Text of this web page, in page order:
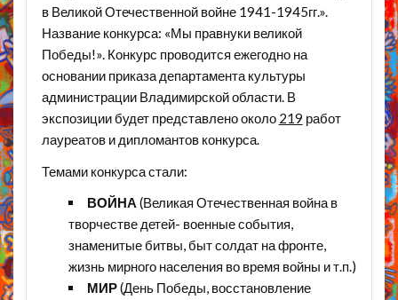
в Великой Отечественной войне 1941-1945гг.».
Название конкурса: «Мы правнуки великой
Победы!». Конкурс проводится ежегодно на
основании приказа департамента культуры
администрации Владимирской области. В
экспозиции будет представлено около 219 работ
лауреатов и дипломантов конкурса.
Темами конкурса стали:
ВОЙНА (Великая Отечественная война в
творчестве детей- военные события,
знаменитые битвы, быт солдат на фронте,
жизнь мирного населения во время войны и т.п.)
МИР(День Победы, восстановление